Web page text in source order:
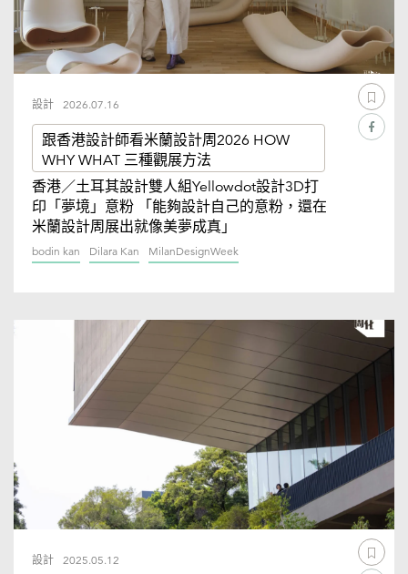
設計 2026.07.16
跟香港設計師看米蘭設計周2026 HOW
WHY WHAT 三種觀展方法
香港／土耳其設計雙人組Yellowdot設計3D打
印「夢境」意粉 「能夠設計自己的意粉，還在
米蘭設計周展出就像美夢成真」
bodin kan Dilara Kan MilanDesignWeek
設計 2025.05.12